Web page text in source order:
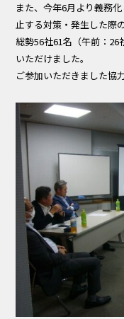
また、今年6月より義務
止する対策・発生した際
総勢56社61名（午前：
いただけました。
ご参加いただきました協